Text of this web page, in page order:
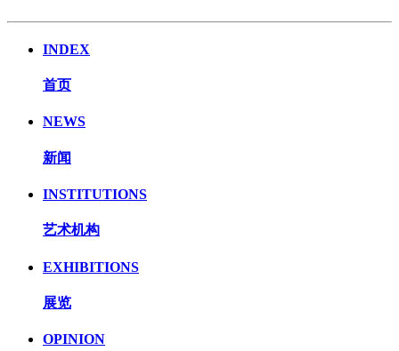
INDEX
首页
NEWS
新闻
INSTITUTIONS
艺术机构
EXHIBITIONS
展览
OPINION